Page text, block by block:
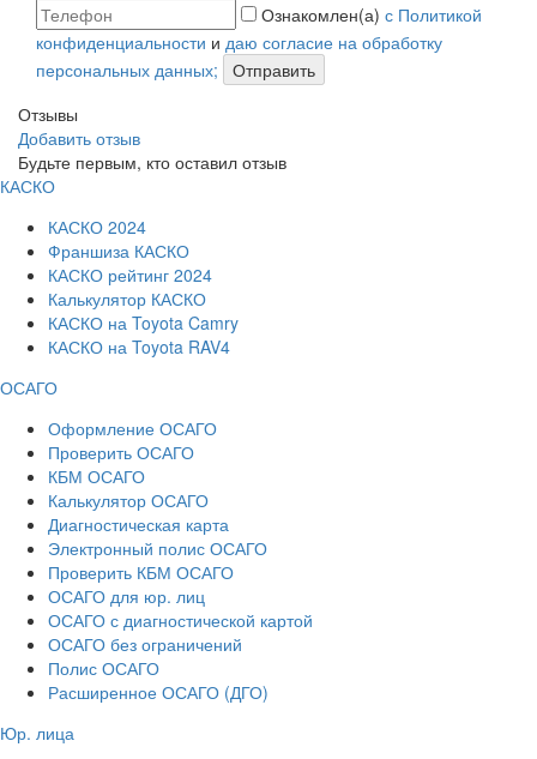
Ознакомлен(а) с Политикой
конфиденциальности и даю согласие на обработку
персональных данных;
Отправить
Отзывы
Добавить отзыв
Будьте первым, кто оставил отзыв
КАСКО
КАСКО 2024
Франшиза КАСКО
КАСКО рейтинг 2024
Калькулятор КАСКО
КАСКО на Toyota Camry
КАСКО на Toyota RAV4
ОСАГО
Оформление ОСАГО
Проверить ОСАГО
КБМ ОСАГО
Калькулятор ОСАГО
Диагностическая карта
Электронный полис ОСАГО
Проверить КБМ ОСАГО
ОСАГО для юр. лиц
ОСАГО с диагностической картой
ОСАГО без ограничений
Полис ОСАГО
Расширенное ОСАГО (ДГО)
Юр. лица